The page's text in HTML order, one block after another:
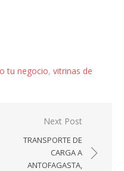
tu negocio, vitrinas de
Next Post
TRANSPORTE DE
CARGA A
ANTOFAGASTA,